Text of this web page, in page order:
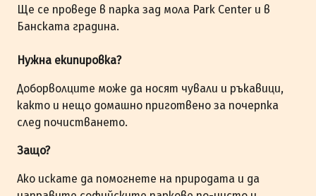
Ще се проведе в парка зад мола Park Center и в
Банската градина.
Нужна екипировка?
Доборволците може да носят чували и ръкавици,
както и нещо домашно приготвено за почерпка
след почистването.
Защо?
Ако искате да помогнете на природата и да